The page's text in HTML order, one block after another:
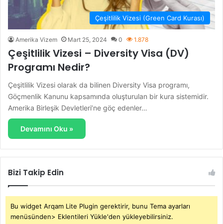
Çeşitlilik Vizesi (Green Card Kurası)
Amerika Vizem Mart 25, 2024 0 1.878
Çeşitlilik Vizesi – Diversity Visa (DV)
Programı Nedir?
Çeşitlilik Vizesi olarak da bilinen Diversity Visa programı,
Göçmenlik Kanunu kapsamında oluşturulan bir kura sistemidir.
Amerika Birleşik Devletleri’ne göç edenler…
Devamını Oku »
Bizi Takip Edin
Bu widget Arqam Lite Plugin gerektirir, bunu Tema ayarları
menüsünden> Eklentileri Yükle'den yükleyebilirsiniz.